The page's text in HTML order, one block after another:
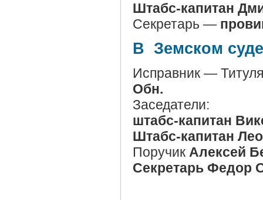
Штабс-капитан
Секретарь —
В Земском
Исправник —
Обн.
Заседатели:
штабс-капитан
Штабс-капитан
ПоручикАлексей
Секретарь